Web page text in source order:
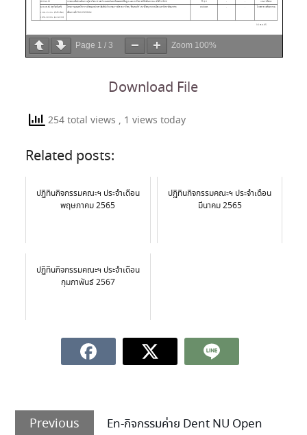
Page 1 / 3 Zoom 100%
Download File
254 total views , 1 views today
Related posts:
ปฏิทินกิจกรรมคณะฯ ประจำเดือน
พฤษภาคม 2565
ปฏิทินกิจกรรมคณะฯ ประจำเดือน
มีนาคม 2565
ปฏิทินกิจกรรมคณะฯ ประจำเดือน
กุมภาพันธ์ 2567
Previous
En-กิจกรรมค่าย Dent NU Open